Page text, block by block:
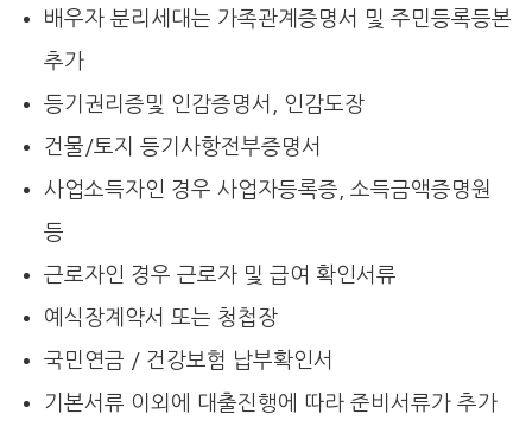
배우자 분리세대는 가족관계증명서 및 주민등록등본
추가
등기권리증및 인감증명서, 인감도장
건물/토지 등기사항전부증명서
사업소득자인 경우 사업자등록증, 소득금액증명원
등
근로자인 경우 근로자 및 급여 확인서류
예식장계약서 또는 청첩장
국민연금 / 건강보험 납부확인서
기본서류 이외에 대출진행에 따라 준비서류가 추가